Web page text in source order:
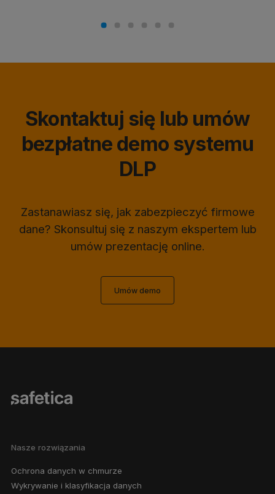
Skontaktuj się lub umów
bezpłatne demo systemu
DLP
Zastanawiasz się, jak zabezpieczyć firmowe
dane? Skonsultuj się z naszym ekspertem lub
umów prezentację online.
Umów demo
Nasze rozwiązania
Ochrona danych w chmurze
Wykrywanie i klasyfikacja danych